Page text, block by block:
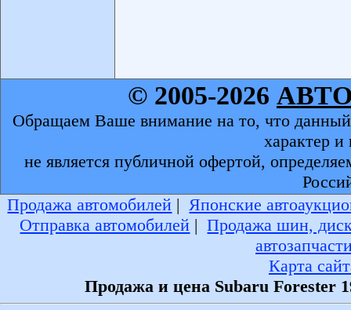
© 2005-2026
Обращаем Ваше внимание на то, что
характер
не является публичной офертой,
Продажа автомобилей | Японские
Отправка автомобилей |Продажа шин,
Карта
Продажа и цена Subaru Forester